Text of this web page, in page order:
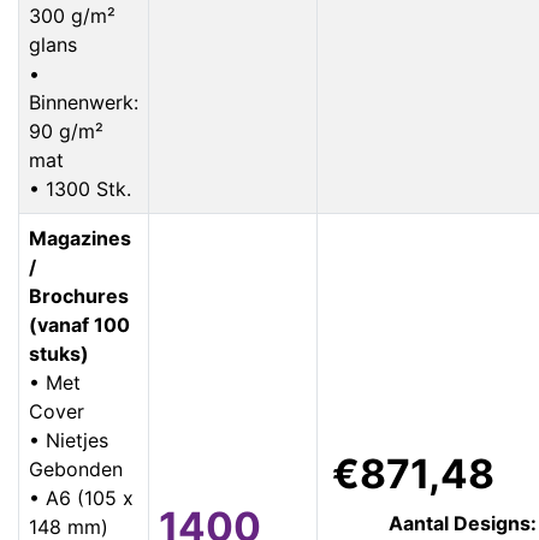
300 g/m²
glans
•
Binnenwerk:
90 g/m²
mat
• 1300 Stk.
Magazines
/
Brochures
(vanaf 100
stuks)
• Met
Cover
• Nietjes
Gebonden
• A6 (105 x
148 mm)
1400
€871,48
Aantal Designs: